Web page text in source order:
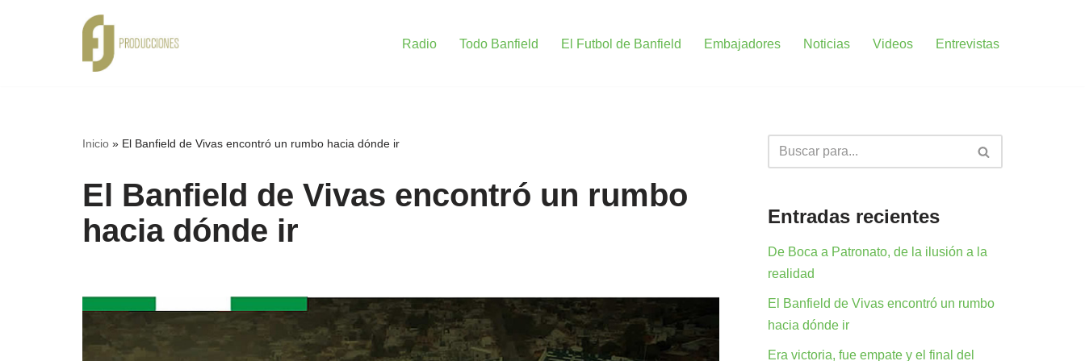
Radio Todo Banfield El Futbol de Banfield Embajadores Noticias Videos Entrevistas
Inicio » El Banfield de Vivas encontró un rumbo hacia dónde ir
El Banfield de Vivas encontró un rumbo
hacia dónde ir
Entradas recientes
De Boca a Patronato, de la ilusión a la
realidad
El Banfield de Vivas encontró un rumbo
hacia dónde ir
Era victoria, fue empate y el final del